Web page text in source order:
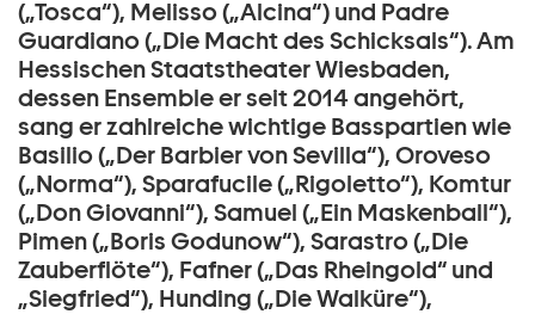
(„Tosca“), Melisso („Alcina“) und Padre
Guardiano („Die Macht des Schicksals“). Am
Hessischen Staatstheater Wiesbaden,
dessen Ensemble er seit 2014 angehört,
sang er zahlreiche wichtige Basspartien wie
Basilio („Der Barbier von Sevilla“), Oroveso
(„Norma“), Sparafucile („Rigoletto“), Komtur
(„Don Giovanni“), Samuel („Ein Maskenball“),
Pimen („Boris Godunow“), Sarastro („Die
Zauberflöte“), Fafner („Das Rheingold“ und
„Siegfried“), Hunding („Die Walküre“),